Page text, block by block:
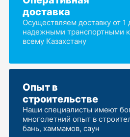
доставка
Осуществляем доставку от 1
надежными транспортными
всему Казахстану
Опыт в
строительстве
Наши специалисты имеют
многолетний опыт в
бань, хаммамов, саун